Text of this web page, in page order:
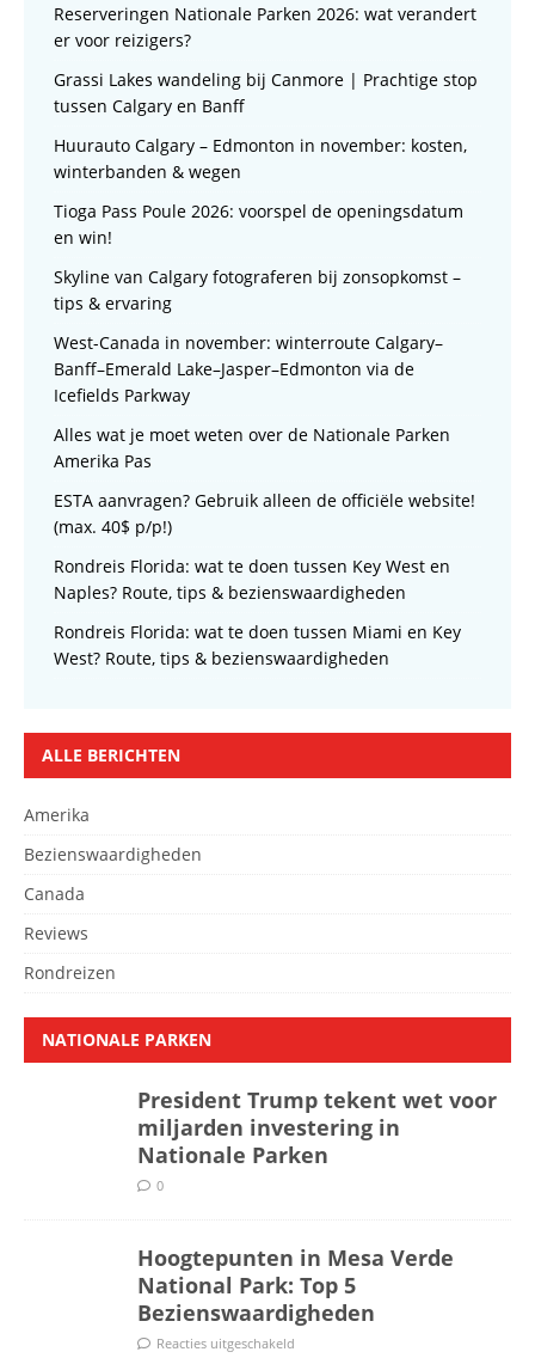
Reserveringen Nationale Parken 2026: wat verandert
er voor reizigers?
Grassi Lakes wandeling bij Canmore | Prachtige stop
tussen Calgary en Banff
Huurauto Calgary – Edmonton in november: kosten,
winterbanden & wegen
Tioga Pass Poule 2026: voorspel de openingsdatum
en win!
Skyline van Calgary fotograferen bij zonsopkomst –
tips & ervaring
West-Canada in november: winterroute Calgary–
Banff–Emerald Lake–Jasper–Edmonton via de
Icefields Parkway
Alles wat je moet weten over de Nationale Parken
Amerika Pas
ESTA aanvragen? Gebruik alleen de officiële website!
(max. 40$ p/p!)
Rondreis Florida: wat te doen tussen Key West en
Naples? Route, tips & bezienswaardigheden
Rondreis Florida: wat te doen tussen Miami en Key
West? Route, tips & bezienswaardigheden
ALLE BERICHTEN
Amerika
Bezienswaardigheden
Canada
Reviews
Rondreizen
NATIONALE PARKEN
President Trump tekent wet voor
miljarden investering in
Nationale Parken
0
Hoogtepunten in Mesa Verde
National Park: Top 5
Bezienswaardigheden
Reacties uitgeschakeld